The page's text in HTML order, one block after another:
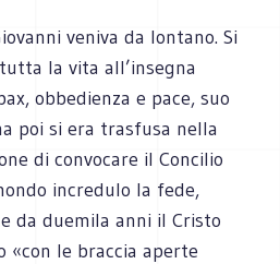
veniva da lontano. Si
la vita all’insegna
obbedienza e pace, suo
poi si era trasfusa nella
di convocare il Concilio
incredulo la fede,
da duemila anni il Cristo
«con le braccia aperte